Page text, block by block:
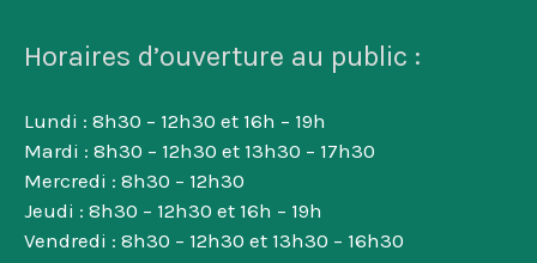
Horaires d’ouverture au public :
Lundi : 8h30 – 12h30 et 16h – 19h
Mardi : 8h30 – 12h30 et 13h30 – 17h30
Mercredi : 8h30 – 12h30
Jeudi : 8h30 – 12h30 et 16h – 19h
Vendredi : 8h30 – 12h30 et 13h30 – 16h30